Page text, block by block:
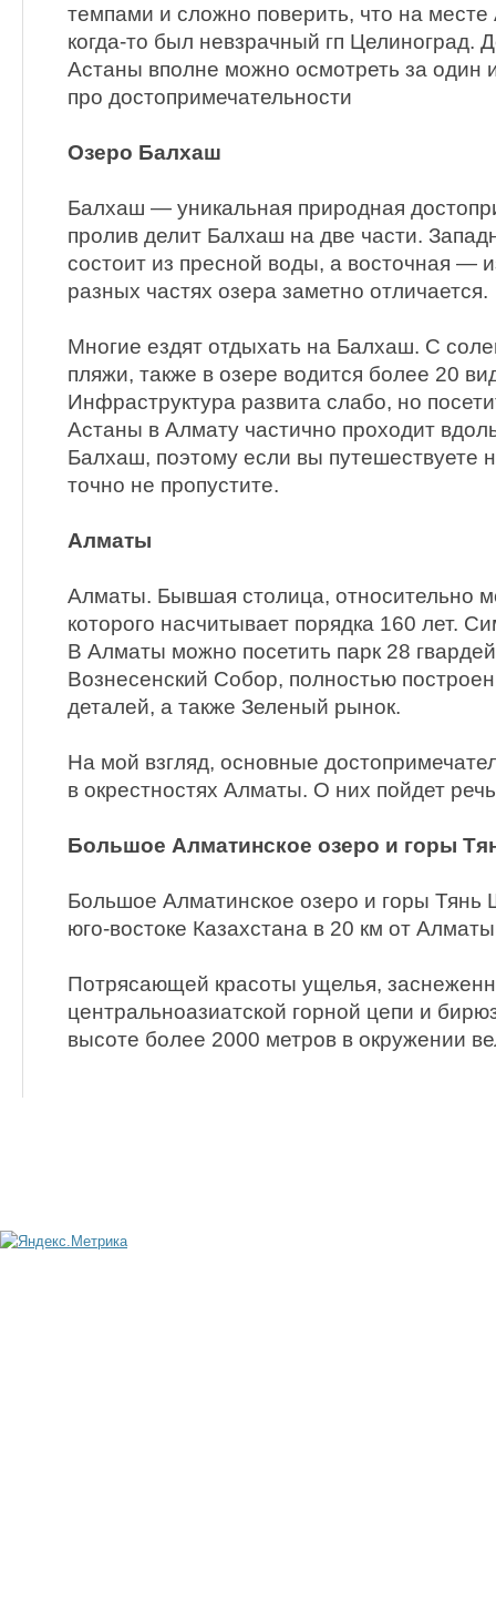
темпами и сложно поверить, что на месте
когда-то был невзрачный гп Целиноград.
Астаны вполне можно осмотреть за один
про достопримечательности
Озеро Балхаш
Балхаш — уникальная природная
пролив делит Балхаш на две части.
состоит из пресной воды, а восточная —
разных частях озера заметно отличается.
Многие ездят отдыхать на Балхаш. С
пляжи, также в озере водится более 20
Инфраструктура развита слабо, но
Астаны в Алмату частично проходит
Балхаш, поэтому если вы путешествуете
точно не пропустите.
Алматы
Алматы. Бывшая столица, относительно
которого насчитывает порядка 160 лет.
В Алматы можно посетить парк 28
Вознесенский Собор, полностью
деталей, а также Зеленый рынок.
На мой взгляд, основные
в окрестностях Алматы. О них пойдет
Большое Алматинское озеро и горы
Большое Алматинское озеро и горы
юго-востоке Казахстана в 20 км от
Потрясающей красоты ущелья,
центральноазиатской горной цепи и
высоте более 2000 метров в окружении